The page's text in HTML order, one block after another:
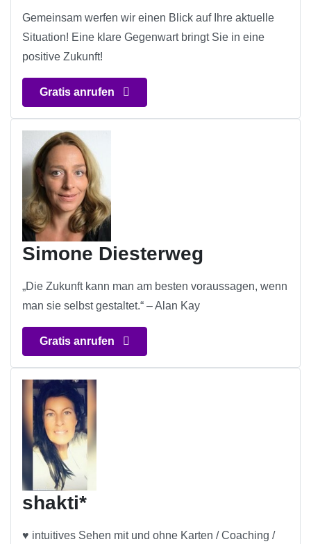
Gemeinsam werfen wir einen Blick auf Ihre aktuelle
Situation! Eine klare Gegenwart bringt Sie in eine
positive Zukunft!
Gratis anrufen
Simone Diesterweg
„Die Zukunft kann man am besten voraussagen, wenn
man sie selbst gestaltet.“ – Alan Kay
Gratis anrufen
shakti*
♥ intuitives Sehen mit und ohne Karten / Coaching /